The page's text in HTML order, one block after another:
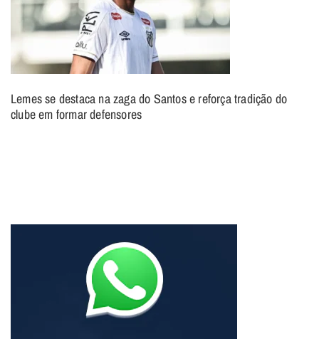
Lemes se destaca na zaga do Santos e reforça tradição do
clube em formar defensores